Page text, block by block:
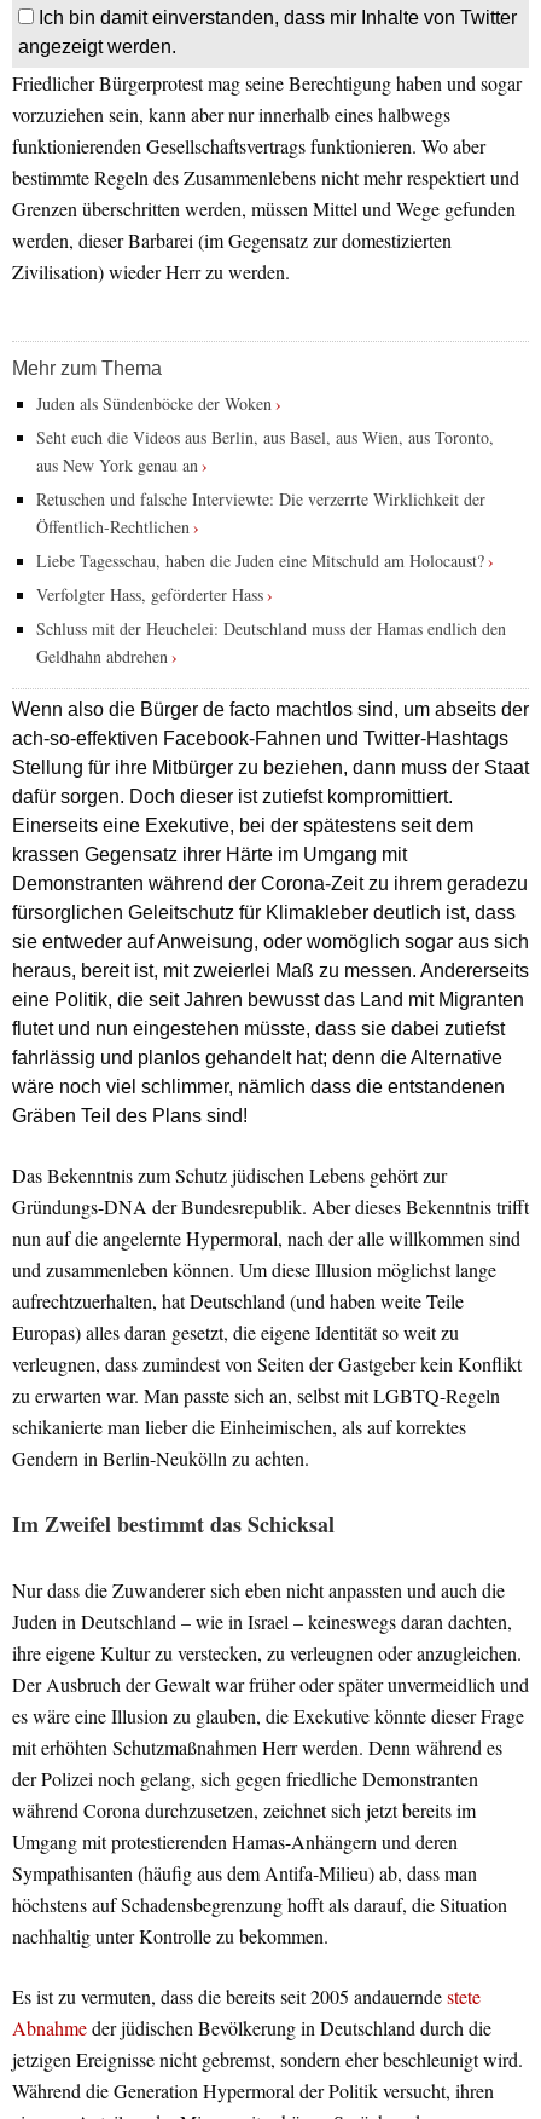
Ich bin damit einverstanden, dass mir Inhalte von Twitter
angezeigt werden.
Friedlicher Bürgerprotest mag seine Berechtigung haben und sogar
vorzuziehen sein, kann aber nur innerhalb eines halbwegs
funktionierenden Gesellschaftsvertrags funktionieren. Wo aber
bestimmte Regeln des Zusammenlebens nicht mehr respektiert und
Grenzen überschritten werden, müssen Mittel und Wege gefunden
werden, dieser Barbarei (im Gegensatz zur domestizierten
Zivilisation) wieder Herr zu werden.
Mehr zum Thema
Juden als Sündenböcke der Woken
Seht euch die Videos aus Berlin, aus Basel, aus Wien, aus Toronto,
aus New York genau an
Retuschen und falsche Interviewte: Die verzerrte Wirklichkeit der
Öffentlich-Rechtlichen
Liebe Tagesschau, haben die Juden eine Mitschuld am Holocaust?
Verfolgter Hass, geförderter Hass
Schluss mit der Heuchelei: Deutschland muss der Hamas endlich den
Geldhahn abdrehen
Wenn also die Bürger de facto machtlos sind, um abseits der
ach-so-effektiven Facebook-Fahnen und Twitter-Hashtags
Stellung für ihre Mitbürger zu beziehen, dann muss der Staat
dafür sorgen. Doch dieser ist zutiefst kompromittiert.
Einerseits eine Exekutive, bei der spätestens seit dem
krassen Gegensatz ihrer Härte im Umgang mit
Demonstranten während der Corona-Zeit zu ihrem geradezu
fürsorglichen Geleitschutz für Klimakleber deutlich ist, dass
sie entweder auf Anweisung, oder womöglich sogar aus sich
heraus, bereit ist, mit zweierlei Maß zu messen. Andererseits
eine Politik, die seit Jahren bewusst das Land mit Migranten
flutet und nun eingestehen müsste, dass sie dabei zutiefst
fahrlässig und planlos gehandelt hat; denn die Alternative
wäre noch viel schlimmer, nämlich dass die entstandenen
Gräben Teil des Plans sind!
Das Bekenntnis zum Schutz jüdischen Lebens gehört zur
Gründungs-DNA der Bundesrepublik. Aber dieses Bekenntnis trifft
nun auf die angelernte Hypermoral, nach der alle willkommen sind
und zusammenleben können. Um diese Illusion möglichst lange
aufrechtzuerhalten, hat Deutschland (und haben weite Teile
Europas) alles daran gesetzt, die eigene Identität so weit zu
verleugnen, dass zumindest von Seiten der Gastgeber kein Konflikt
zu erwarten war. Man passte sich an, selbst mit LGBTQ-Regeln
schikanierte man lieber die Einheimischen, als auf korrektes
Gendern in Berlin-Neukölln zu achten.
Im Zweifel bestimmt das Schicksal
Nur dass die Zuwanderer sich eben nicht anpassten und auch die
Juden in Deutschland – wie in Israel – keineswegs daran dachten,
ihre eigene Kultur zu verstecken, zu verleugnen oder anzugleichen.
Der Ausbruch der Gewalt war früher oder später unvermeidlich und
es wäre eine Illusion zu glauben, die Exekutive könnte dieser Frage
mit erhöhten Schutzmaßnahmen Herr werden. Denn während es
der Polizei noch gelang, sich gegen friedliche Demonstranten
während Corona durchzusetzen, zeichnet sich jetzt bereits im
Umgang mit protestierenden Hamas-Anhängern und deren
Sympathisanten (häufig aus dem Antifa-Milieu) ab, dass man
höchstens auf Schadensbegrenzung hofft als darauf, die Situation
nachhaltig unter Kontrolle zu bekommen.
Es ist zu vermuten, dass die bereits seit 2005 andauerndestete
Abnahmeder jüdischen Bevölkerung in Deutschland durch die
jetzigen Ereignisse nicht gebremst, sondern eher beschleunigt wird.
Während die Generation Hypermoral der Politik versucht, ihren